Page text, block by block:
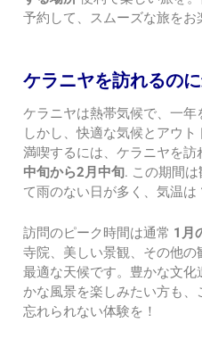
予約して、スムーズな旅をお
ケラニヤを訪れるの
ケラニヤは熱帯気候で、一年
しかし、快適な気候とアウ
満喫するには、ケラニヤを訪
中旬から2月中旬. この期間
て雨のない日が多く、気温は
訪問のピーク時間は通常 1月
寺院、美しい景観、その他
最適な天候です。豊かな文
かな風景を楽しみたい方も、
忘れられない体験を！